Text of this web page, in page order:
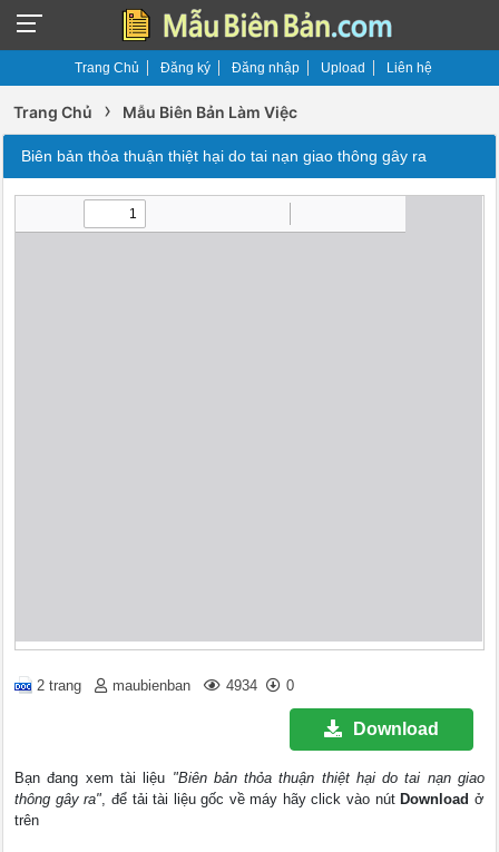
Trang Chủ Đăng ký Đăng nhập Upload Liên hệ
Trang Chủ › Mẫu Biên Bản Làm Việc
Biên bản thỏa thuận thiệt hại do tai nạn giao thông gây ra
2 trang maubienban 4934 0
Download
Bạn đang xem tài liệu "Biên bản thỏa thuận thiệt hại do tai nạn giao
thông gây ra", để tải tài liệu gốc về máy hãy click vào nút Download ở
trên